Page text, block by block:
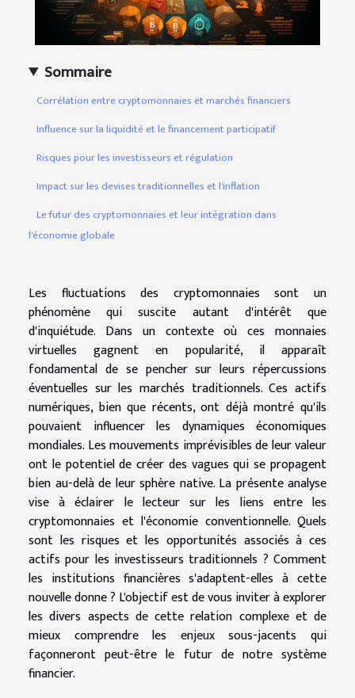
Sommaire
Corrélation entre cryptomonnaies et marchés financiers
Influence sur la liquidité et le financement participatif
Risques pour les investisseurs et régulation
Impact sur les devises traditionnelles et l'inflation
Le futur des cryptomonnaies et leur intégration dans
l'économie globale
Les fluctuations des cryptomonnaies sont un
phénomène qui suscite autant d'intérêt que
d'inquiétude. Dans un contexte où ces monnaies
virtuelles gagnent en popularité, il apparaît
fondamental de se pencher sur leurs répercussions
éventuelles sur les marchés traditionnels. Ces actifs
numériques, bien que récents, ont déjà montré qu'ils
pouvaient influencer les dynamiques économiques
mondiales. Les mouvements imprévisibles de leur valeur
ont le potentiel de créer des vagues qui se propagent
bien au-delà de leur sphère native. La présente analyse
vise à éclairer le lecteur sur les liens entre les
cryptomonnaies et l'économie conventionnelle. Quels
sont les risques et les opportunités associés à ces
actifs pour les investisseurs traditionnels ? Comment
les institutions financières s'adaptent-elles à cette
nouvelle donne ? L'objectif est de vous inviter à explorer
les divers aspects de cette relation complexe et de
mieux comprendre les enjeux sous-jacents qui
façonneront peut-être le futur de notre système
financier.